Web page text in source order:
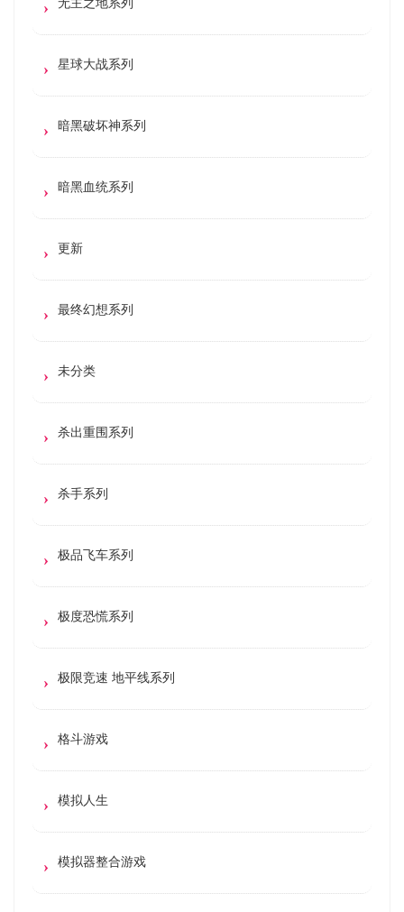
星球大战系列
暗黑破坏神系列
暗黑血统系列
更新
最终幻想系列
未分类
杀出重围系列
杀手系列
极品飞车系列
极度恐慌系列
极限竞速 地平线系列
格斗游戏
模拟人生
模拟器整合游戏